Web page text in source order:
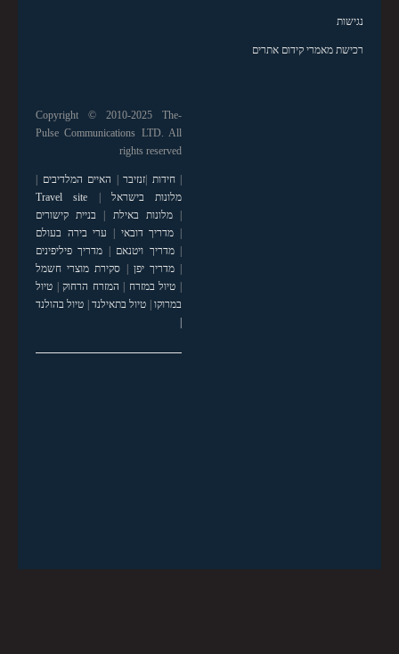
נגישות
רכישת מאמרי קידום אתרים
Copyright © 2010-2025 The-
Pulse Communications LTD. All
rights reserved
|חידות |זנזיבר | האיים המלדיבים |
מלונות בישראל |
Travel site
|מלונות באילת | בניית קישורים
| מדריך דובאי | ערי בירה בעולם
|מדריך ויטנאם | מדריך פיליפינים
|מדריך יפן | סקירת מוצרי חשמל
| טיול במזרח | המזרח הרחוק| טיול
במרוקו| טיול בתאילנד| טיול בהולנד
|